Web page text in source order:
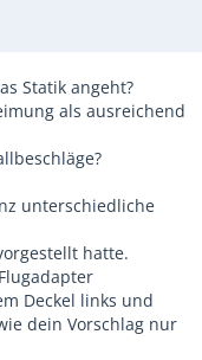
Statik angeht?
als ausreichend
unterschiedliche
hatte.
Deckel links und
dein Vorschlag nur